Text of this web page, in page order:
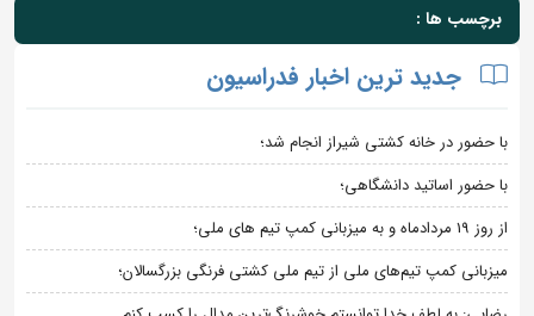
برچسب ها :
جدید ترین اخبار فدراسیون
با حضور در خانه کشتی شیراز انجام شد؛
با حضور اساتید دانشگاهی؛
از روز 19 مردادماه و به میزبانی کمپ تیم های ملی؛
میزبانی کمپ تیم‌های ملی از تیم ملی کشتی فرنگی بزرگسالان؛